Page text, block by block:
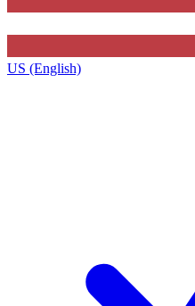
US (English)